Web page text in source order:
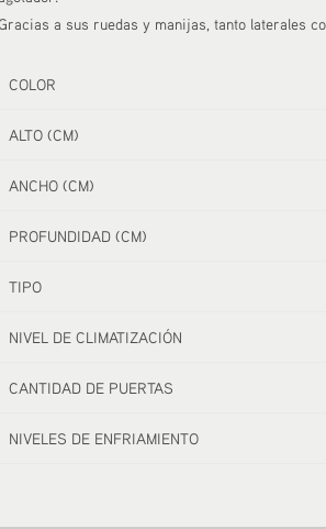
a sus ruedas y manijas, tanto laterales
COLOR
ALTO (CM)
ANCHO (CM)
PROFUNDIDAD (CM)
TIPO
NIVEL DE CLIMATIZACIÓN
CANTIDAD DE PUERTAS
NIVELES DE ENFRIAMIENTO